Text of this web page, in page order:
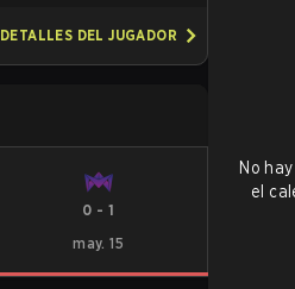
DETALLES DEL JUGADOR
0 - 1
may. 15
No
el